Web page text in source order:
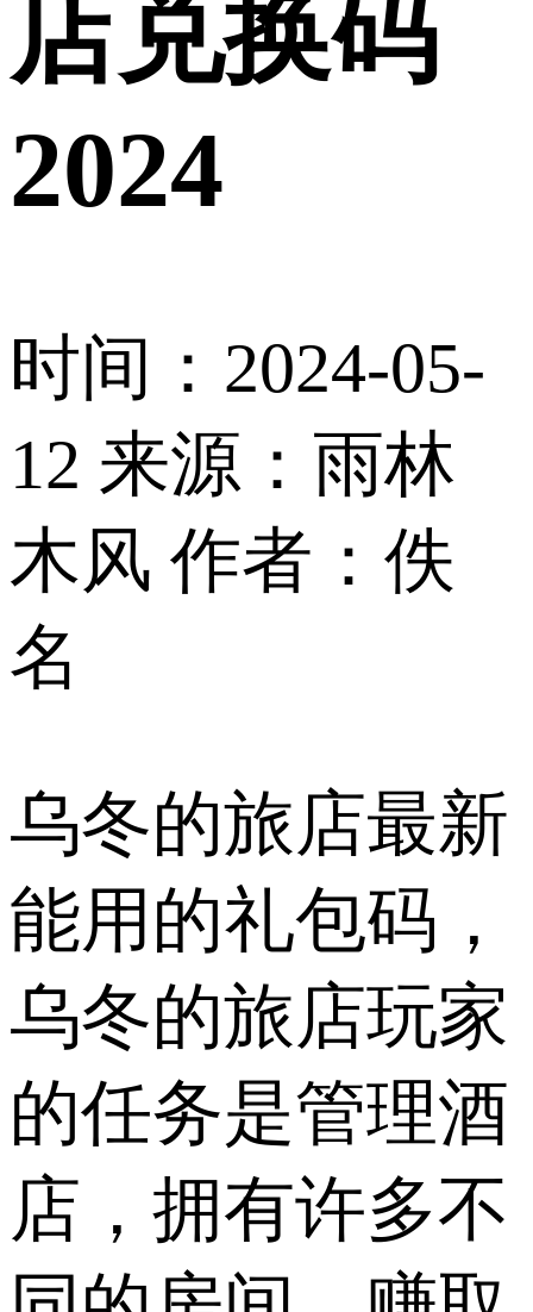
店兑换码
2024
时间：2024-05-
12 来源：雨林
木风 作者：佚
名
乌冬的旅店最新
能用的礼包码，
乌冬的旅店玩家
的任务是管理酒
店，拥有许多不